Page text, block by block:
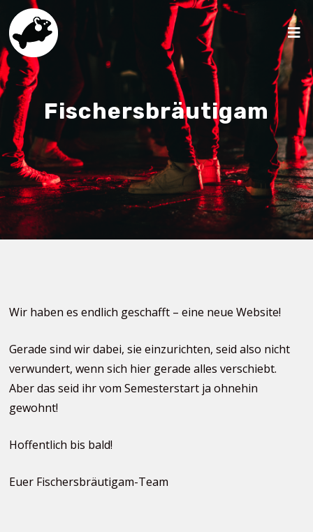
Fischersbräutigam
Wir haben es endlich geschafft – eine neue Website!
Gerade sind wir dabei, sie einzurichten, seid also nicht
verwundert, wenn sich hier gerade alles verschiebt.
Aber das seid ihr vom Semesterstart ja ohnehin
gewohnt!
Hoffentlich bis bald!
Euer Fischersbräutigam-Team